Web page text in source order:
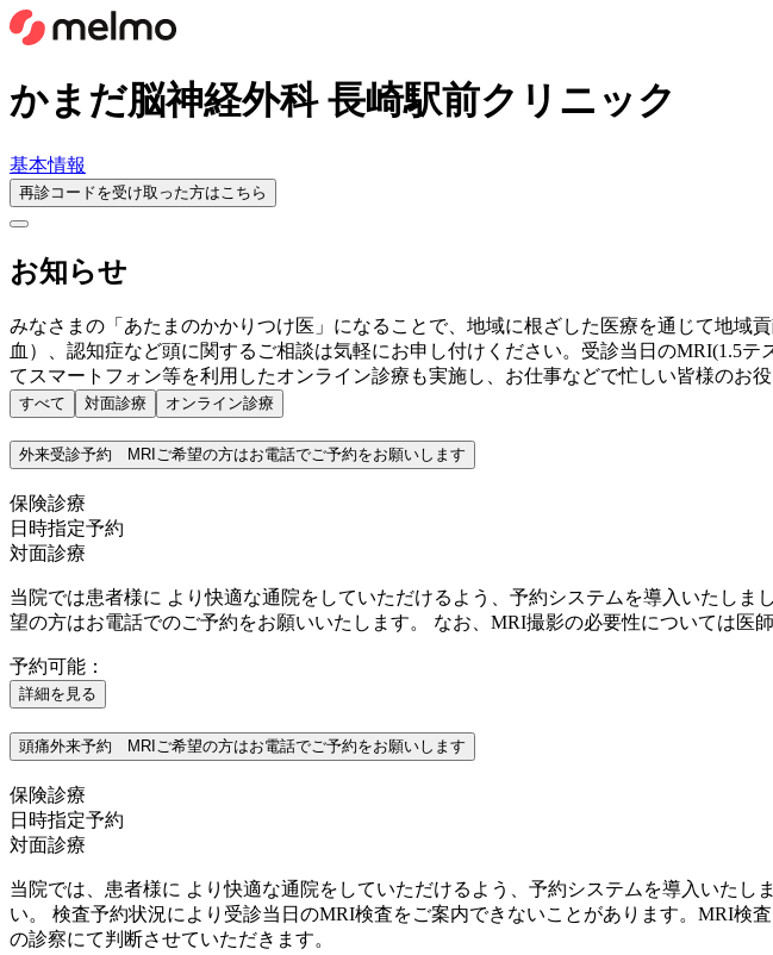
かまだ脳神経外科 長崎駅前クリニック
基本情報
再診コードを受け取った方はこちら
お知らせ
みなさまの「あたまのかかりつけ医」になることで、地域に根ざした医療を通じて地域
血）、認知症など頭に関するご相談は気軽にお申し付けください。受診当日のMRI(1.5
てスマートフォン等を利用したオンライン診療も実施し、お仕事などで忙しい皆様のお
すべて 対面診療 オンライン診療
外来受診予約 MRIご希望の方はお電話でご予約をお願いします
保険診療
日時指定予約
対面診療
当院では患者様に より快適な通院をしていただけるよう、予約システムを導入いたし
望の方はお電話でのご予約をお願いいたします。 なお、MRI撮影の必要性については医
予約可能：
詳細を見る
頭痛外来予約 MRIご希望の方はお電話でご予約をお願いします
保険診療
日時指定予約
対面診療
当院では、患者様に より快適な通院をしていただけるよう、予約システムを導入いた
い。 検査予約状況により受診当日のMRI検査をご案内できないことがあります。MRI
の診察にて判断させていただきます。